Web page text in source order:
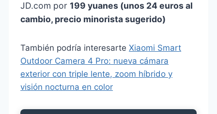
JD.com por 199 yuanes (unos 24 euros al
cambio, precio minorista sugerido)
También podría interesarteXiaomi Smart
Outdoor Camera 4 Pro: nueva cámara
exterior con triple lente, zoom híbrido y
visión nocturna en color